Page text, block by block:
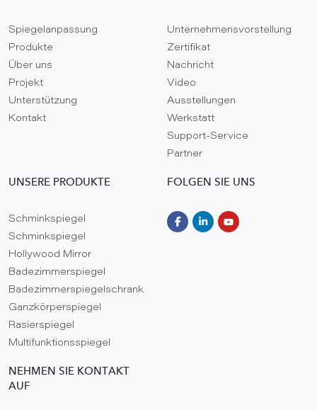
Spiegelanpassung
Produkte
Über uns
Projekt
Unterstützung
Kontakt
Unternehmensvorstellung
Zertifikat
Nachricht
Video
Ausstellungen
Werkstatt
Support-Service
Partner
UNSERE PRODUKTE
Schminkspiegel
Schminkspiegel
Hollywood Mirror
Badezimmerspiegel
Badezimmerspiegelschrank
Ganzkörperspiegel
Rasierspiegel
Multifunktionsspiegel
FOLGEN SIE UNS
NEHMEN SIE KONTAKT
AUF